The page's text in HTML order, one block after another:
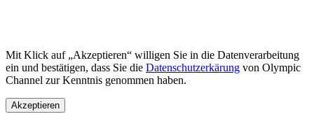
Mit Klick auf „Akzeptieren“ willigen Sie in die Datenverarbeitung
ein und bestätigen, dass Sie die Datenschutzerkärung von Olympic
Channel zur Kenntnis genommen haben.
Akzeptieren